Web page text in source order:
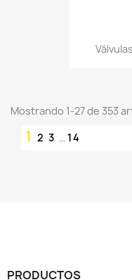
Mostrando 1-27 de 353
1 2 3 … 14
PRODUCTOS